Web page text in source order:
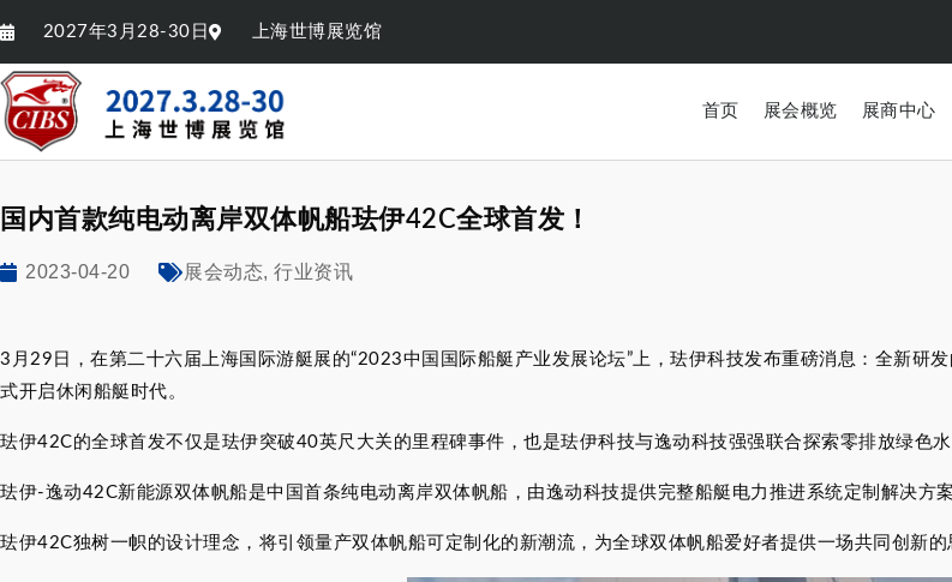
2027年3月28-30日 上海世博展览馆
首页 展会概览 展商中心
国内首款纯电动离岸双体帆船珐伊42C全球首发！
2023-04-20 展会动态, 行业资讯
3月29日，在第二十六届上海国际游艇展的“2023中国国际船艇产业发展论坛”上，珐伊科技发布重磅消息：全新研
式开启休闲船艇时代。
珐伊42C的全球首发不仅是珐伊突破40英尺大关的里程碑事件，也是珐伊科技与逸动科技强强联合探索零排放绿色水
珐伊-逸动42C新能源双体帆船是中国首条纯电动离岸双体帆船，由逸动科技提供完整船艇电力推进系统定制解决方
珐伊42C独树一帜的设计理念，将引领量产双体帆船可定制化的新潮流，为全球双体帆船爱好者提供一场共同创新的